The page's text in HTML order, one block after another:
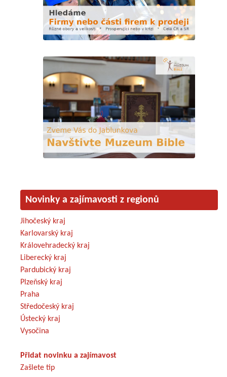
Novinky a zajímavosti z regionů
Jihočeský kraj
Karlovarský kraj
Královehradecký kraj
Liberecký kraj
Pardubický kraj
Plzeňský kraj
Praha
Středočeský kraj
Ústecký kraj
Vysočina
Přidat novinku a zajímavost
Zašlete tip